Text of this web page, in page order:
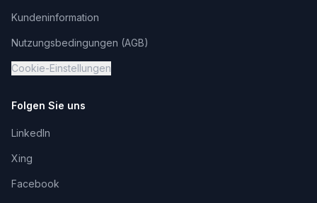
Kundeninformation
Nutzungsbedingungen (AGB)
Cookie-Einstellungen
Folgen Sie uns
LinkedIn
Xing
Facebook